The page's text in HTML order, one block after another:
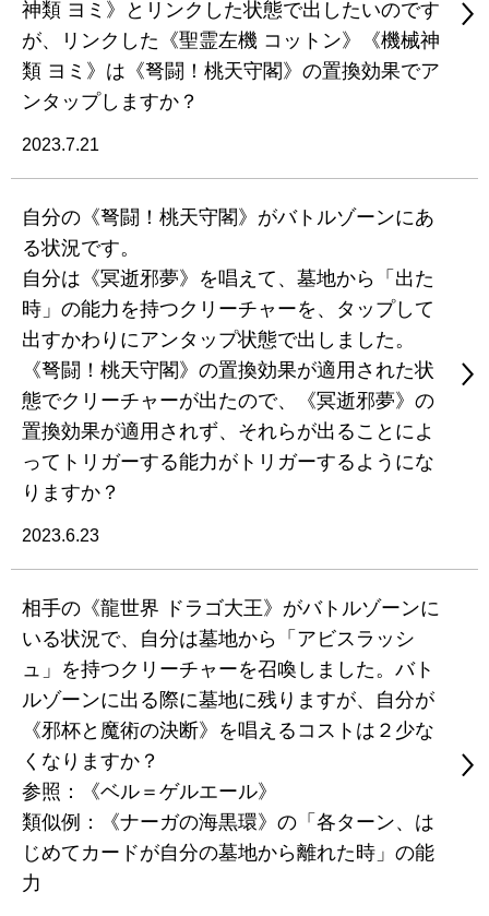
神類 ヨミ》とリンクした状態で出したいのです
が、リンクした《聖霊左機 コットン》《機械神
類 ヨミ》は《弩闘！桃天守閣》の置換効果でア
ンタップしますか？
2023.7.21
自分の《弩闘！桃天守閣》がバトルゾーンにあ
る状況です。
自分は《冥逝邪夢》を唱えて、墓地から「出た
時」の能力を持つクリーチャーを、タップして
出すかわりにアンタップ状態で出しました。
《弩闘！桃天守閣》の置換効果が適用された状
態でクリーチャーが出たので、《冥逝邪夢》の
置換効果が適用されず、それらが出ることによ
ってトリガーする能力がトリガーするようにな
りますか？
2023.6.23
相手の《龍世界 ドラゴ大王》がバトルゾーンに
いる状況で、自分は墓地から「アビスラッシ
ュ」を持つクリーチャーを召喚しました。バト
ルゾーンに出る際に墓地に残りますが、自分が
《邪杯と魔術の決断》を唱えるコストは２少な
くなりますか？
参照：《ベル＝ゲルエール》
類似例：《ナーガの海黒環》の「各ターン、は
じめてカードが自分の墓地から離れた時」の能
力